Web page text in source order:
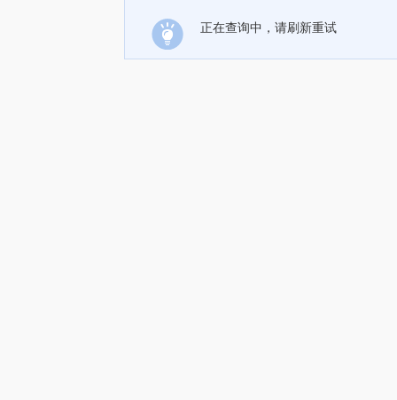
正在查询中，请刷新重试